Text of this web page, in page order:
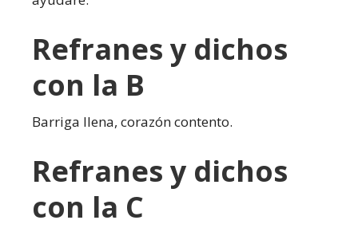
Refranes y dichos
con la B
Barriga llena, corazón contento.
Refranes y dichos
con la C